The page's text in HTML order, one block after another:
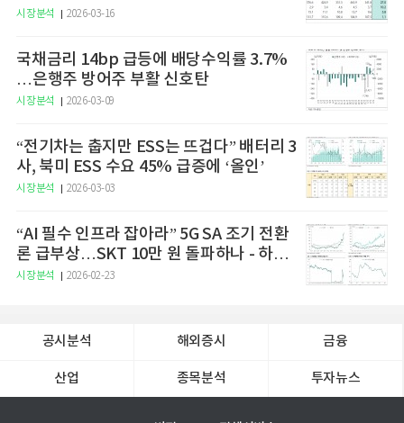
승 전망"
시장분석 2026-03-16
국채금리 14bp 급등에 배당수익률 3.7%
…은행주 방어주 부활 신호탄
시장분석 2026-03-09
“전기차는 춥지만 ESS는 뜨겁다” 배터리 3
사, 북미 ESS 수요 45% 급증에 ‘올인’
시장분석 2026-03-03
“AI 필수 인프라 잡아라” 5G SA 조기 전환
론 급부상…SKT 10만 원 돌파하나 - 하나
증권
시장분석 2026-02-23
공시분석 해외증시 금융
산업 종목분석 투자뉴스